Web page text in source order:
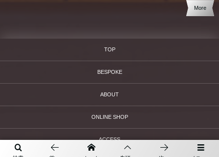
More
TOP
BESPOKE
ABOUT
ONLINE SHOP
ACCESS